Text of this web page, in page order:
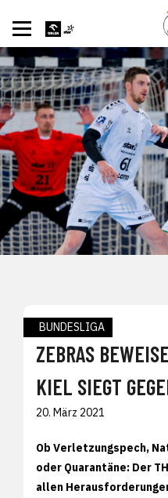
BUNDESLIGA
ZEBRAS
KIEL SIEGT
20. März 2021
Ob Verletzungspech,
oder Quarantäne: Der
allen